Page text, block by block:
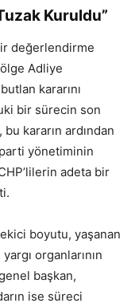
Kuruldu”
değerlendirme
Adliye
kararını
bir sürecin son
kararın ardından
yönetiminin
adeta bir
boyutu, yaşanan
organlarının
başkan,
ise süreci